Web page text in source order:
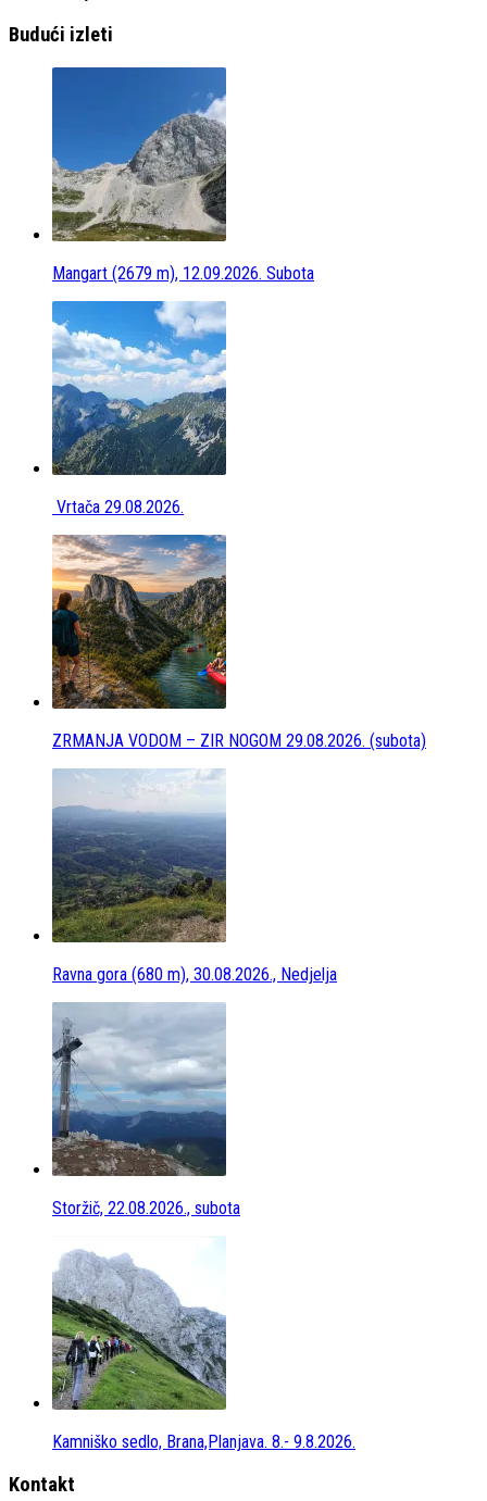
Budući izleti
Mangart (2679 m), 12.09.2026. Subota
Vrtača 29.08.2026.
ZRMANJA VODOM – ZIR NOGOM 29.08.2026. (subota)
Ravna gora (680 m), 30.08.2026., Nedjelja
Storžič, 22.08.2026., subota
Kamniško sedlo, Brana,Planjava. 8.- 9.8.2026.
Kontakt